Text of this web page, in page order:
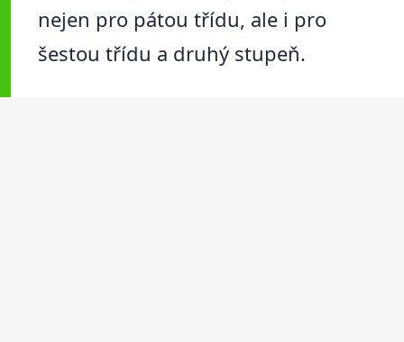
nejen pro pátou třídu, ale i pro
šestou třídu a druhý stupeň.